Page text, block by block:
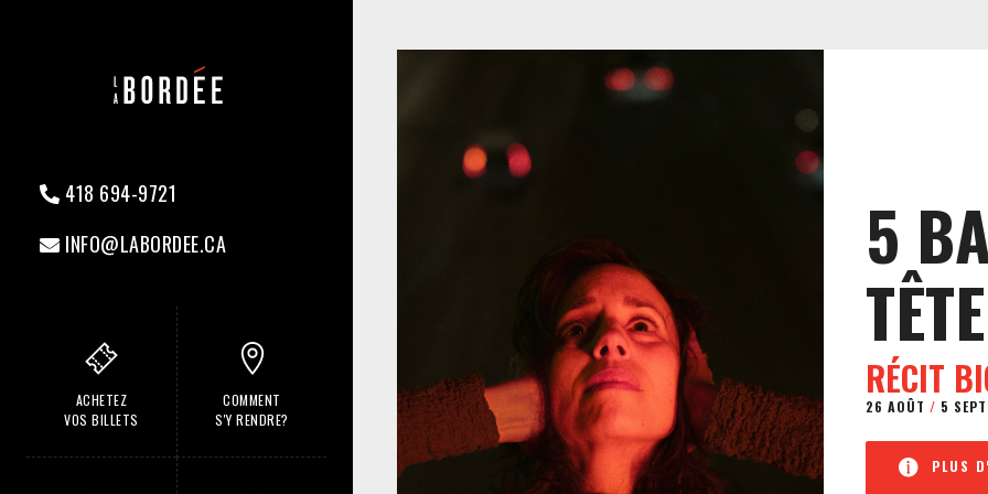
418 694-9721
INFO@LABORDEE.CA
ACHETEZ
VOS BILLETS
COMMENT
S'Y RENDRE?
5
TÊTE
RÉCIT
26 AOÛT / 5
PLUS